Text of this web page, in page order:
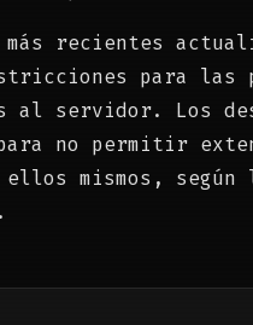
recientes
para las
al servidor. Los
no permitir
mismos, según